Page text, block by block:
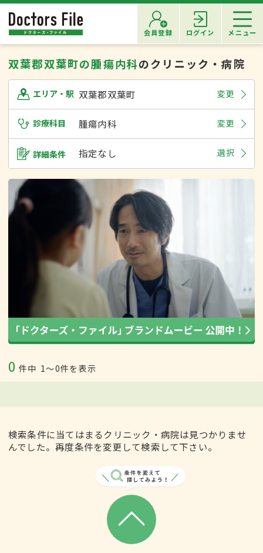
会員登録 ログイン メニュー
双葉郡双葉町の腫瘍内科のクリニック・病院
エリア・駅 双葉郡双葉町 変更
診療科目 腫瘍内科 変更
詳細条件 指定なし 選択
0 件中 1〜0件を表示
検索条件に当てはまるクリニック・病院は見つかりませ
んでした。再度条件を変更して検索して下さい。